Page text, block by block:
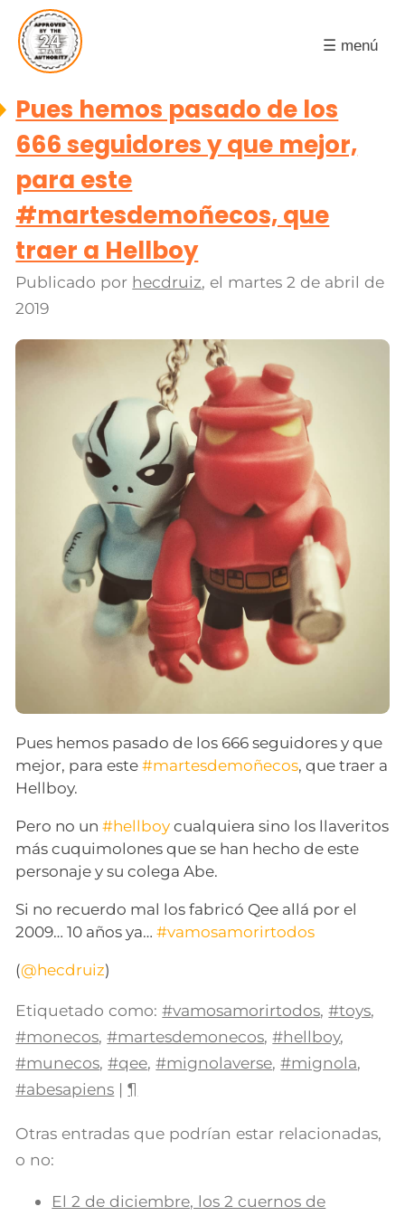
☰ menú
Pues hemos pasado de los
666 seguidores y que mejor,
para este
#martesdemoñecos, que
traer a Hellboy
Publicado por hecdruiz, el martes 2 de abril de
2019
Pues hemos pasado de los 666 seguidores y que
mejor, para este#martesdemoñecos, que traer a
Hellboy.
Pero no un#hellboy cualquiera sino los llaveritos
más cuquimolones que se han hecho de este
personaje y su colega Abe.
Si no recuerdo mal los fabricó Qee allá por el
2009… 10 años ya…#vamosamorirtodos
(@hecdruiz)
Etiquetado como: #vamosamorirtodos,#toys,
#monecos,#martesdemonecos,#hellboy,
#munecos,#qee,#mignolaverse,#mignola,
#abesapiens |¶
Otras entradas que podrían estar relacionadas,
o no:
El 2 de diciembre, los 2 cuernos de